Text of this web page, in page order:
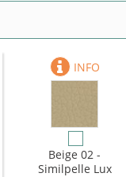
Beige 02 -
Similpelle Lux